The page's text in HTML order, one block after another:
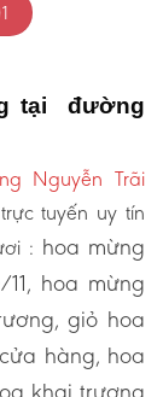
tại đường
Nguyễn Trãi
tuyến uy tín
: hoa mừng
hoa mừng
giỏ hoa
hàng, hoa
khai trương